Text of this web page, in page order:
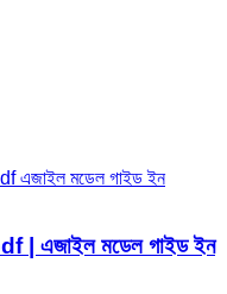
এজাইল মডেল গাইড ইন